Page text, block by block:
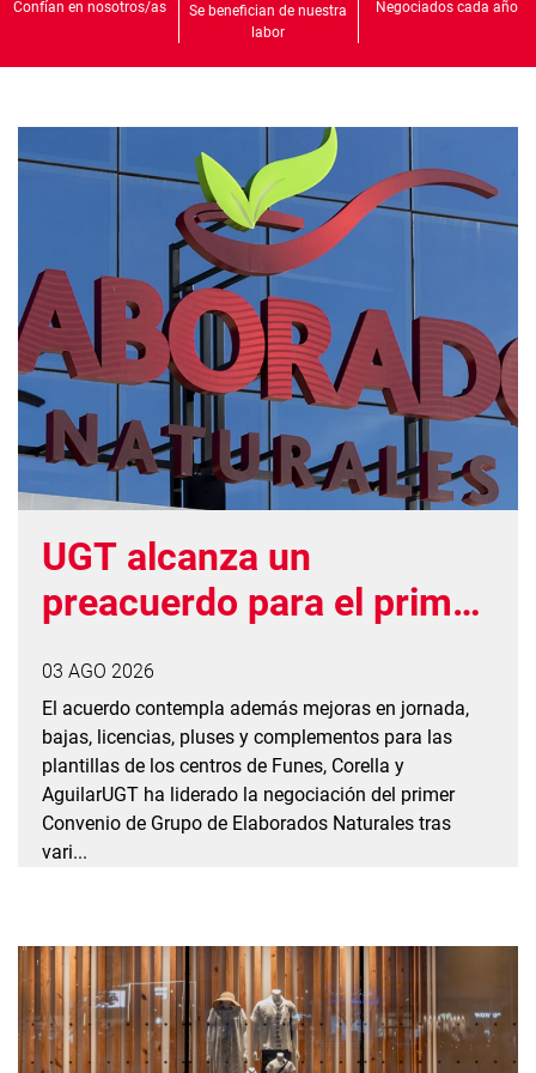
Confían en nosotros/as
Se benefician de nuestra
labor
Negociados cada año
UGT alcanza un
preacuerdo para el primer
Elaborados Naturales con
una subida salarial del
26%
03 AGO 2026
El acuerdo contempla además mejoras en jornada,
bajas, licencias, pluses y complementos para las
plantillas de los centros de Funes, Corella y
AguilarUGT ha liderado la negociación del primer
Convenio de Grupo de Elaborados Naturales tras
vari...